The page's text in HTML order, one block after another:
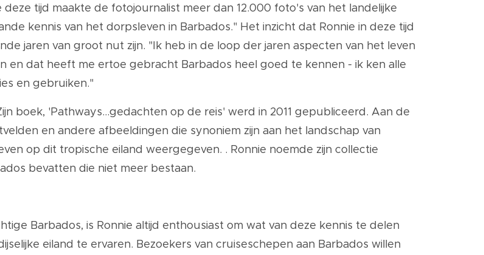
tijd maakte de fotojournalist meer dan 12.000 foto's van het landelijke
kennis van het dorpsleven in Barbados." Het inzicht dat Ronnie in deze tijd
jaren van groot nut zijn. "Ik heb in de loop der jaren aspecten van het leven
en dat heeft me ertoe gebracht Barbados heel goed te kennen - ik ken alle
en gebruiken."
boek, 'Pathways...gedachten op de reis' werd in 2011 gepubliceerd. Aan de
en andere afbeeldingen die synoniem zijn aan het landschap van
op dit tropische eiland weergegeven. . Ronnie noemde zijn collectie
bevatten die niet meer bestaan.
Barbados, is Ronnie altijd enthousiast om wat van deze kennis te delen
eiland te ervaren. Bezoekers van cruiseschepen aan Barbados willen